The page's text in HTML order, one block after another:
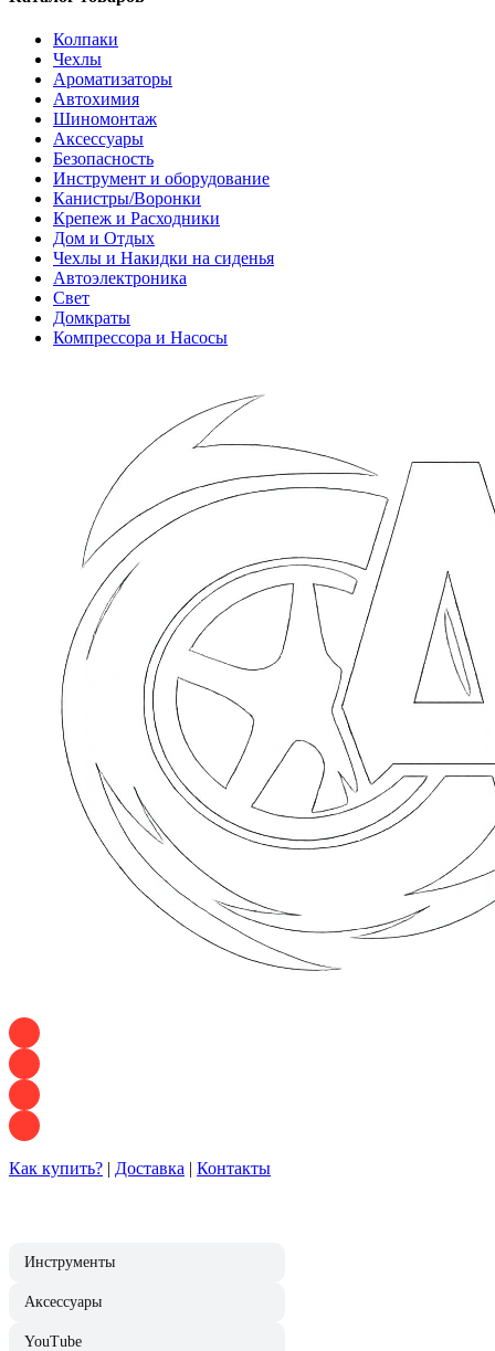
Колпаки
Чехлы
Ароматизаторы
Автохимия
Шиномонтаж
Аксессуары
Безопасность
Инструмент и оборудование
Канистры/Воронки
Крепеж и Расходники
Дом и Отдых
Чехлы и Накидки на сиденья
Автоэлектроника
Свет
Домкраты
Компрессора и Насосы
Как купить? | Доставка | Контакты
Инструменты
Аксессуары
YouTube